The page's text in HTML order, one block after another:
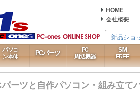
HOME
会社概要
新品ショ
パソコ
ン本体
PCパーツ
PC
周辺機器
SIM
FREE
パーツと自作パソコン・組み立て